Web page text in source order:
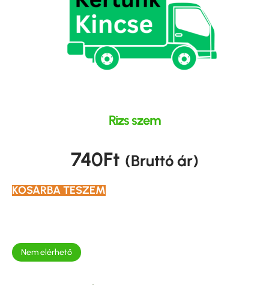
Rizs szem
740Ft (Bruttó ár)
KOSÁRBA TESZEM
Nem elérhető